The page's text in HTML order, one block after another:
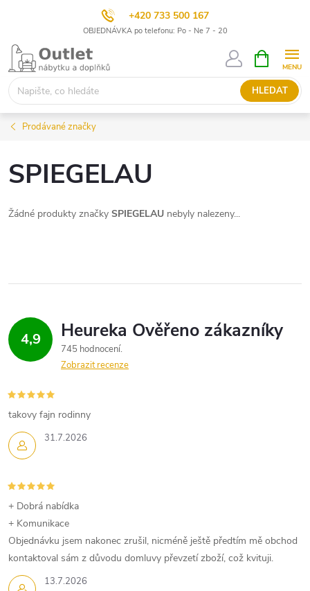
+420 733 500 167
OBJEDNÁVKA po telefonu: Po - Ne 7 - 20
Přejít
obsah
HLEDAT
NÁKUPNÍ
KOŠÍK
Prodávané značky
SPIEGELAU
Žádné produkty značky SPIEGELAU nebyly nalezeny...
4,9
745 hodnocení
Zobrazit recenze
31.7.2026
takovy fajn rodinny
13.7.2026
+ Dobrá nabídka
+ Komunikace
Objednávku jsem nakonec zrušil, nicméně ještě předtím mě obchod
kontaktoval sám z důvodu domluvy převzetí zboží, což kvituji.